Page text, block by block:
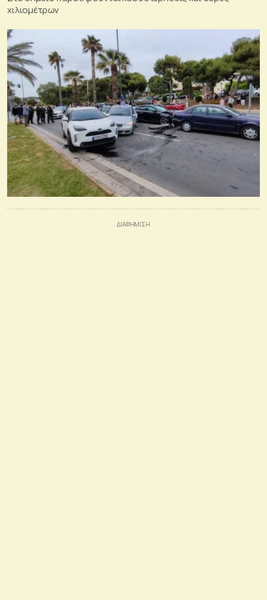
χιλιομέτρων